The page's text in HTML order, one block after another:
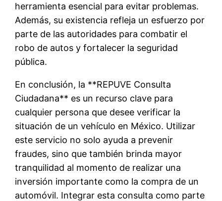
herramienta esencial para evitar problemas.
Además, su existencia refleja un esfuerzo por
parte de las autoridades para combatir el
robo de autos y fortalecer la seguridad
pública.
En conclusión, la **REPUVE Consulta
Ciudadana** es un recurso clave para
cualquier persona que desee verificar la
situación de un vehículo en México. Utilizar
este servicio no solo ayuda a prevenir
fraudes, sino que también brinda mayor
tranquilidad al momento de realizar una
inversión importante como la compra de un
automóvil. Integrar esta consulta como parte